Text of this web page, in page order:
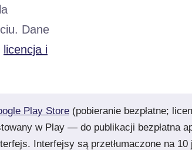
Dane
licencja i
Play Store (pobieranie bezpłatne;
w Play — do publikacji bezpłatna
Interfejsy są przetłumaczone na